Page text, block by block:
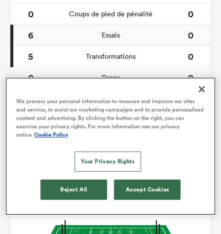
0 Coups de pied de pénalité
0
6
Essais
0
5
Transformations
0
0
Drops
0
119
Courses avec ballon
122
7
Franchissements
13
Turnovers gagnés
We process your personal information to measure and improve our sites
and service, to assist our marketing campaigns and to provide personalised
content and advertising. By clicking the button on the right, you can
exercise your privacy rights. For more information see our privacy
notice Cookie Policy
Your Privacy Rights
Reject All Accept Cookies